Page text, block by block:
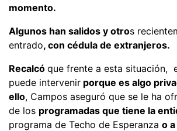
momento.
Algunos han salidos y otros
entrado, con cédula de extranjeros.
Recalcó que frente a esta situación,
puede intervenir porque es algo
ello, Campos aseguró que se le ha
de los programadas que tiene la
programa de Techo de Esperanza o